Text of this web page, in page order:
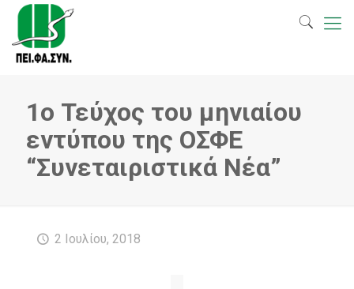
1ο Τεύχος του μηνιαίου
εντύπου της ΟΣΦΕ
“Συνεταιριστικά Νέα”
2 Ιουλίου, 2018